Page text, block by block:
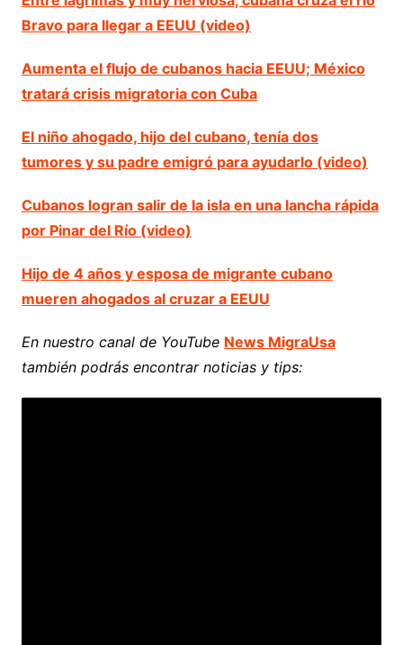
Bravo para llegar a EEUU (video)
Aumenta el flujo de cubanos hacia EEUU; México
tratará crisis migratoria con Cuba
El niño ahogado, hijo del cubano, tenía dos
tumores y su padre emigró para ayudarlo (video)
Cubanos logran salir de la isla en una lancha rápida
por Pinar del Río (video)
Hijo de 4 años y esposa de migrante cubano
mueren ahogados al cruzar a EEUU
En nuestro canal de YouTube News MigraUsa
también podrás encontrar noticias y tips: